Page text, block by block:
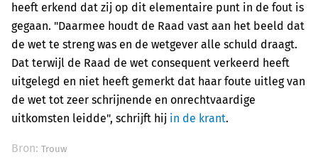
heeft erkend dat zij op dit elementaire punt in de fout is
gegaan. "Daarmee houdt de Raad vast aan het beeld dat
de wet te streng was en de wetgever alle schuld draagt.
Dat terwijl de Raad de wet consequent verkeerd heeft
uitgelegd en niet heeft gemerkt dat haar foute uitleg van
de wet tot zeer schrijnende en onrechtvaardige
uitkomsten leidde", schrijft hij in de krant.
Bron: Trouw